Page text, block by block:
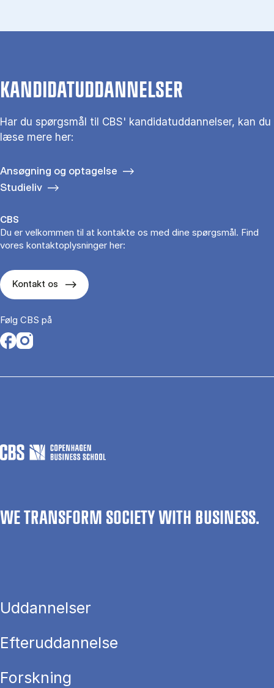
KANDIDATUDDANNELSER
Har du spørgs­mål til CBS' kandidat­uddannelser, kan du
læse mere her:
Ansøgning og optagelse
Studieliv
CBS
Du er velkommen til at kontakte os med dine spørgsmål. Find
vores kontaktoplysninger her:
Kontakt os
Følg CBS på
Opens in a new tab
Opens in a new tab
WE TRANSFORM SOCIETY WITH BUSINESS.
Uddannelser
Efteruddannelse
Forskning